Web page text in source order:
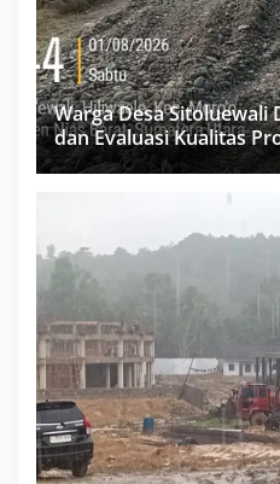
Warga Desa Sitoluewali
dan Evaluasi Kualitas
Minim Informasi